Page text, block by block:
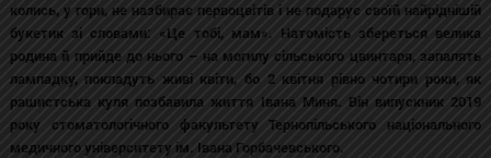
колись, у гори, не назбирає первоцвітів і не подарує своїй найріднішій
букетик зі словами: «Це тобі, мам». Натомість збереться велика
родина й прийде до нього – на могилу сільського цвинтаря, запалять
лампадку, покладуть живі квіти, бо 2 квітня рівно чотири роки, як
рашистська куля позбавила життя Івана Миня. Він випускник 2019
року стоматологічного факультету Тернопільського національного
медичного університету ім. Івана Горбачевського.